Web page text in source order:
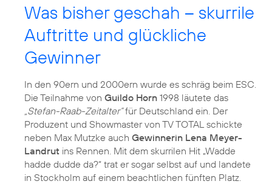
Was bisher geschah – skurrile
Auftritte und glückliche
Gewinner
In den 90ern und 2000ern wurde es schräg beim ESC.
Die Teilnahme von Guildo Horn 1998 läutete das
„Stefan-Raab-Zeitalter“für Deutschland ein. Der
Produzent und Showmaster von TV TOTAL schickte
neben Max Mutzke auch Gewinnerin Lena Meyer-
Landrut ins Rennen. Mit dem skurrilen Hit „Wadde
hadde dudde da?“ trat er sogar selbst auf und landete
in Stockholm auf einem beachtlichen fünften Platz.